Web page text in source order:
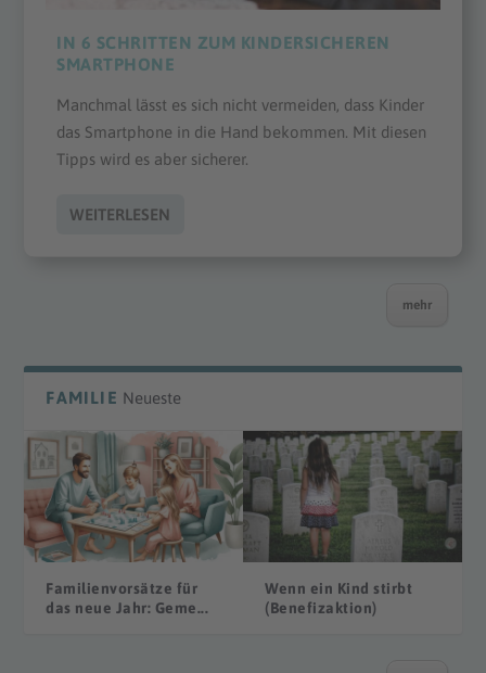
IN 6 SCHRITTEN ZUM KINDERSICHEREN
SMARTPHONE
Manchmal lässt es sich nicht vermeiden, dass Kinder
das Smartphone in die Hand bekommen. Mit diesen
Tipps wird es aber sicherer.
WEITERLESEN
mehr
FAMILIE Neueste
Familienvorsätze für
das neue Jahr: Geme...
Wenn ein Kind stirbt
(Benefizaktion)